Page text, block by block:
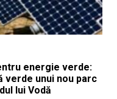
energie verde:
verde unui nou parc
lui Vodă